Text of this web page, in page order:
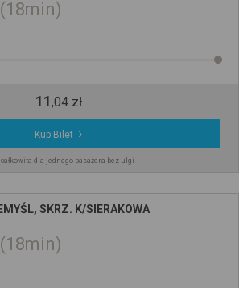
18min
11,04 zł
Kup Bilet
całkowita dla jednego pasażera bez ulgi
SKRZ. K/SIERAKOWA
18min